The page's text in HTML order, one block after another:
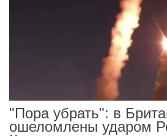
"Пора убрать": в
ошеломлены ударом